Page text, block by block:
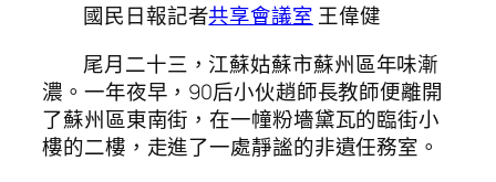
國民日報記者共享會議室 王偉健
尾月二十三，江蘇姑蘇市蘇州區年味漸
濃。一年夜早，90后小伙趙師長教師便離開
了蘇州區東南街，在一幢粉墻黛瓦的臨街小
樓的二樓，走進了一處靜謐的非遺任務室。